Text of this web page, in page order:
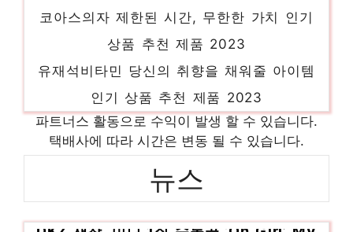
코아스의자 제한된 시간, 무한한 가치 인기
상품 추천 제품 2023
유재석비타민 당신의 취향을 채워줄 아이템
인기 상품 추천 제품 2023
가스후드 마음이 움직이는 디자인 아이템 인
기 상품 추천 제품 2023
모니터24인치 기분 좋아지는, 당신만의 제품
인기 상품 추천 제품 2023
뉴클fhd웹캠 화려한 스타일, 지금 경험하세
파트너스 활동으로 수익이 발생 할 수 있습니다.
택배사에 따라 시간은 변동 될 수 있습니다.
뉴스
DKZ 재찬, 미니 1집 수록곡 ‘Oh Girl’ MV